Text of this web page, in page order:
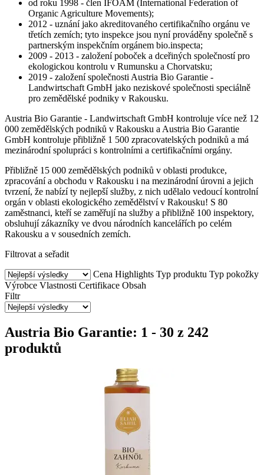
od roku 1998 - člen IFOAM (International Federation of
Organic Agriculture Movements);
2012 - uznání jako akreditovaného certifikačního orgánu ve
třetích zemích; tyto inspekce jsou nyní prováděny společně s
partnerským inspekčním orgánem bio.inspecta;
2009 - 2013 - založení poboček a dceřiných společností pro
ekologickou kontrolu v Rumunsku a Chorvatsku;
2019 - založení společnosti Austria Bio Garantie -
Landwirtschaft GmbH jako neziskové společnosti speciálně
pro zemědělské podniky v Rakousku.
Austria Bio Garantie - Landwirtschaft GmbH kontroluje více než 12
000 zemědělských podniků v Rakousku a Austria Bio Garantie
GmbH kontroluje přibližně 1 500 zpracovatelských podniků a má
mezinárodní spolupráci s kontrolními a certifikačními orgány.
Přibližně 15 000 zemědělských podniků v oblasti produkce,
zpracování a obchodu v Rakousku i na mezinárodní úrovni a jejich
tvrzení, že nabízí ty nejlepší služby, z nich udělalo vedoucí kontrolní
orgán v oblasti ekologického zemědělství v Rakousku! S 80
zaměstnanci, kteří se zaměřují na služby a přibližně 100 inspektory,
obsluhují zákazníky ve dvou národních kancelářích po celém
Rakousku a v sousedních zemích.
Filtrovat a seřadit
Cena Highlights Typ produktu Typ pokožky
Výrobce Vlastnosti Certifikace Obsah
Filtr
Austria Bio Garantie: 1 - 30 z 242
produktů